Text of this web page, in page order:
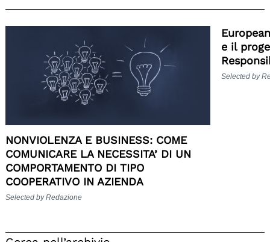
NONVIOLENZA E BUSINESS: COME
COMUNICARE LA NECESSITA’ DI UN
COMPORTAMENTO DI TIPO
COOPERATIVO IN AZIENDA
Selected by Redazione
e il
Selected by